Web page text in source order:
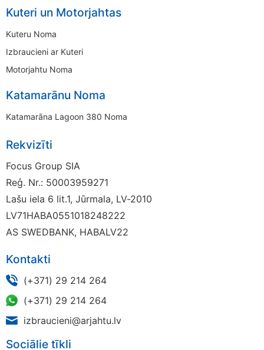
Kuteri un Motorjahtas
Kuteru Noma
Izbraucieni ar Kuteri
Motorjahtu Noma
Katamarānu Noma
Katamarāna Lagoon 380 Noma
Rekvizīti
Focus Group SIA
Reģ. Nr.: 50003959271
Lašu iela 6 lit.1, Jūrmala, LV-2010
LV71HABA0551018248222
AS SWEDBANK, HABALV22
Kontakti
(+371) 29 214 264
(+371) 29 214 264
izbraucieni@arjahtu.lv
Sociālie tīkli